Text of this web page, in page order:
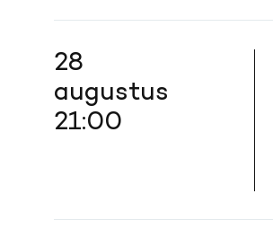
28
augustus
21:00